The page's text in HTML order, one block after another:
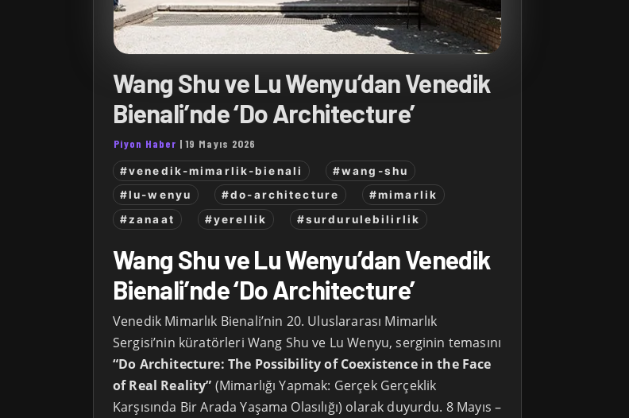
Wang Shu ve Lu Wenyu’dan Venedik
Bienali’nde ‘Do Architecture’
Piyon Haber |19 Mayıs 2026
#venedik-mimarlik-bienali
#wang-shu
#lu-wenyu
#do-architecture
#mimarlik
#zanaat
#yerellik #surdurulebilirlik
Wang Shu ve Lu Wenyu’dan Venedik
Bienali’nde ‘Do Architecture’
Venedik Mimarlık Bienali’nin 20. Uluslararası Mimarlık
Sergisi’nin küratörleri Wang Shu ve Lu Wenyu, serginin temasını
“Do Architecture: The Possibility of Coexistence in the Face
of Real Reality” (Mimarlığı Yapmak: Gerçek Gerçeklik
Karşısında Bir Arada Yaşama Olasılığı) olarak duyurdu. 8 Mayıs –